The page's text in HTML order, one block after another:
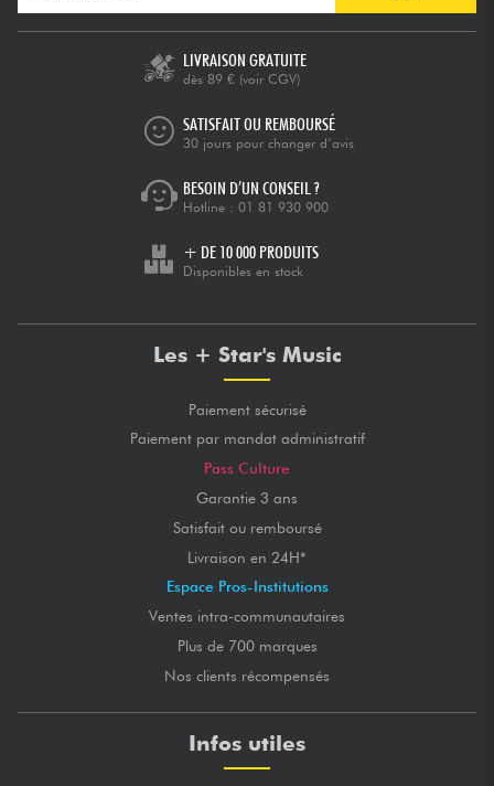
LIVRAISON GRATUITE
dès 89 € (voir CGV)
SATISFAIT OU REMBOURSÉ
30 jours pour changer d’avis
BESOIN D’UN CONSEIL ?
Hotline : 01 81 930 900
+ DE 10 000 PRODUITS
Disponibles en stock
Les + Star's Music
Paiement sécurisé
Paiement par mandat administratif
Pass Culture
Garantie 3 ans
Satisfait ou remboursé
Livraison en 24H*
Espace Pros-Institutions
Ventes intra-communautaires
Plus de 700 marques
Nos clients récompensés
Infos utiles